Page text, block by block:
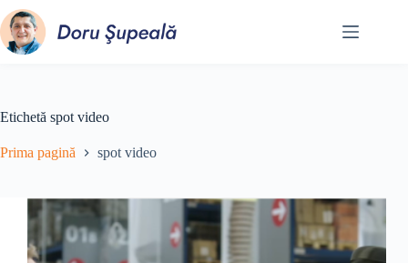
Sari
la
conținut
Etichetă spot video
Prima pagină spot video